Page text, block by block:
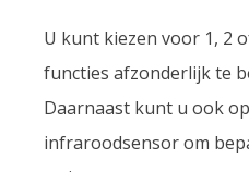
U kunt kiezen voor 1, 2
functies afzonderlijk te
Daarnaast kunt u ook
infraroodsensor om